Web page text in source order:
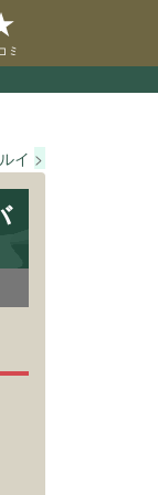
ミ
イ